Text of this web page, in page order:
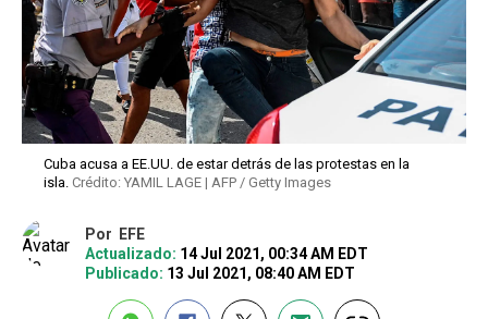
Cuba acusa a EE.UU. de estar detrás de las protestas en la
isla. Crédito: YAMIL LAGE | AFP / Getty Images
Por EFE
Actualizado: 14 Jul 2021, 00:34 AM EDT
Publicado: 13 Jul 2021, 08:40 AM EDT